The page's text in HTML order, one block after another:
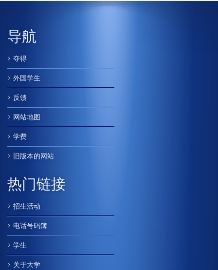
导航
夺得
外国学生
反馈
网站地图
学费
旧版本的网站
热门链接
招生活动
电话号码簿
学生
关于大学